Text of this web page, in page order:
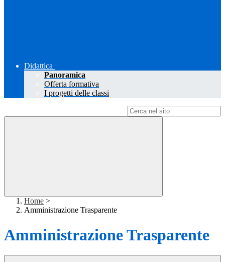
Didattica
Panoramica
Offerta formativa
I progetti delle classi
Home >
Amministrazione Trasparente
Amministrazione Trasparente